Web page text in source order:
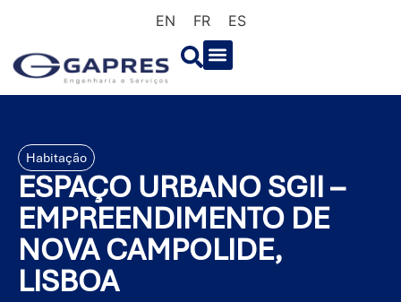
EN FR ES
Habitação
ESPAÇO URBANO SGII –
EMPREENDIMENTO DE
NOVA CAMPOLIDE,
LISBOA